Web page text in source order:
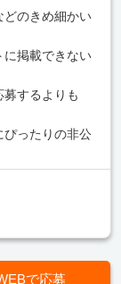
どのきめ細かい
に掲載できない
募するよりも
ぴったりの非公
で応募